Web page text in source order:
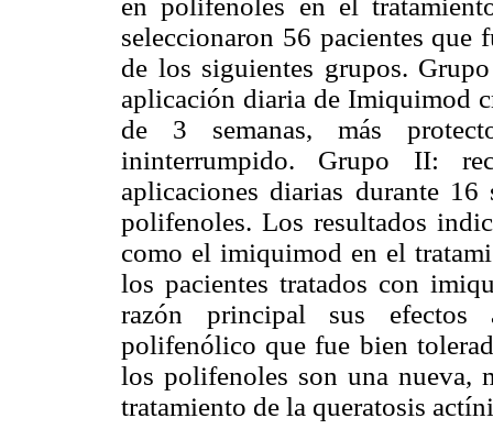
en polifenoles en el
seleccionaron 56 pacientes que
de los siguientes grupos.
aplicación diaria de Imiquimod
de 3 semanas, más
ininterrumpido. Grupo II:
aplicaciones diarias durante 16
polifenoles. Los resultados
como el imiquimod en el
los pacientes tratados con
razón principal sus efectos
polifenólico que fue bien
los polifenoles son una nueva,
tratamiento de la queratosis